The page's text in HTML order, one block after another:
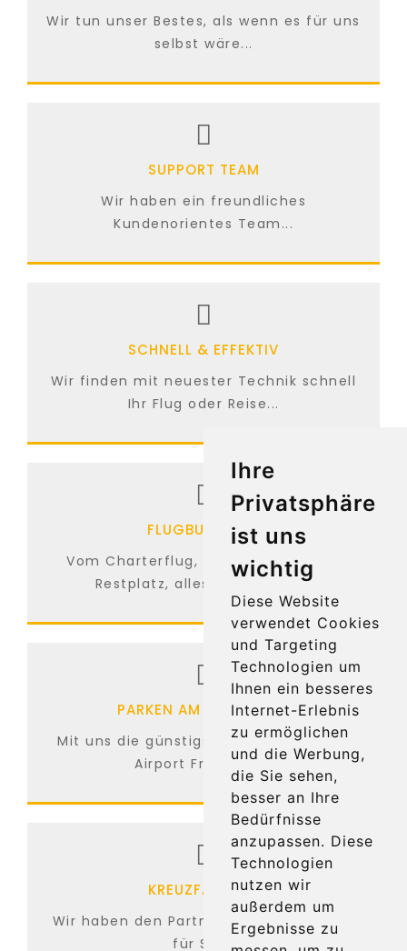
Ihre
Privatsphäre
ist uns
wichtig
Diese Website
verwendet Cookies
und Targeting
Technologien um
Ihnen ein besseres
Internet-Erlebnis
zu ermöglichen
und die Werbung,
die Sie sehen,
besser an Ihre
Bedürfnisse
anzupassen. Diese
Technologien
nutzen wir
außerdem um
Ergebnisse zu
Wir tun unser Bestes, als wenn es für uns
selbst wäre...
SUPPORT TEAM
Wir haben ein freundliches
Kundenorientes Team...
SCHNELL & EFFEKTIV
Wir finden mit neuester Technik schnell
Ihr Flug oder Reise...
FLUGBUCHUNG
Vom Charterflug, Linienflug bis zum
Restplatz, alles ist möglich...
PARKEN AM FLUGHAFEN
Mit uns die günstigsten Parkplätze am
Airport Frankfurt...
KREUZFAHRTEN
Wir haben den Partner für Kreuzfahrten
für Sie...